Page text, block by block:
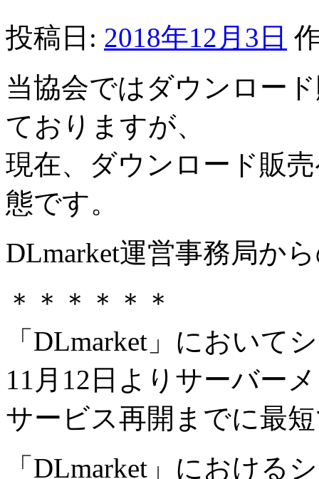
投稿日: 2018年12月3日
当協会ではダウンロー
ておりますが、
現在、ダウンロード販
態です。
DLmarket運営事務局か
＊＊＊＊＊＊
「DLmarket」において
11月12日よりサーバー
サービス再開までに最
「DLmarket」における